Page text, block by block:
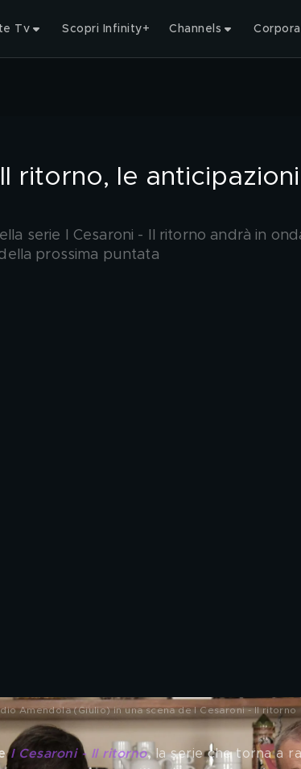
Tv Scopri Infinity+ Channels
Il ritorno, le
serie I Cesaroni - Il ritorno andrà in
prossima puntata
Amendola (Giulio) in una scena de I Cesaroni - Il ritorno
I Cesaroni - Il ritorno, la serie che torna a